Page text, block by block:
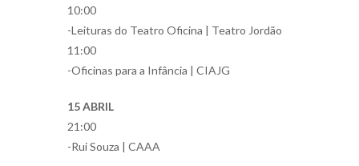
10:00
-Leituras do Teatro Oficina | Teatro Jordão
11:00
-Oficinas para a Infância | CIAJG
15 ABRIL
21:00
-Rui Souza | CAAA